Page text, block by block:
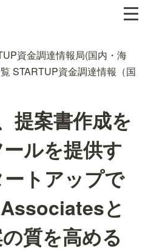
資金調達情報局(国内・海
STARTUP資金調達情報（国
案書作成を
ルを提供す
トアップで
と
質を高める